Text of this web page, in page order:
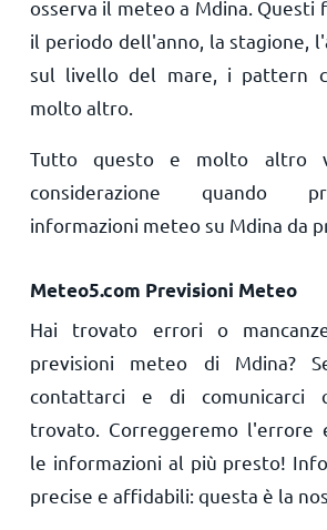
osserva il meteo a Mdina.
il periodo dell'anno, la stagione,
sul livello del mare, i pattern
molto altro.
Tutto questo e molto altro
considerazione quando
informazioni meteo su Mdina da
Meteo5.com Previsioni Meteo
Hai trovato errori o
previsioni meteo di Mdina?
contattarci e di comunicarci
trovato. Correggeremo l'errore
le informazioni al più presto!
precise e affidabili: questa è la